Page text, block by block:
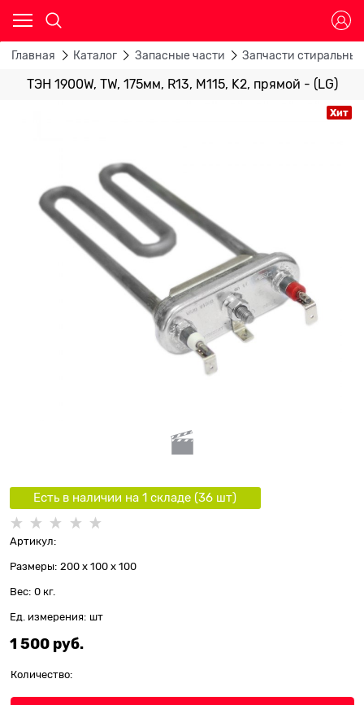
Главная Каталог Запасные части Запчасти
ТЭН 1900W, TW, 175мм, R13, M115, K2, прямой - (LG)
Хит
Есть в наличии на 1 складe (36 шт)
Артикул:
Размеры: 200 x 100 x 100
Вес: 0 кг.
Ед. измерения: шт
1 500 руб.
Количество: